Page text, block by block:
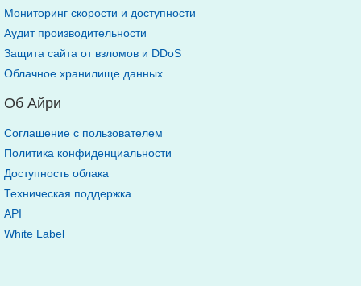
Мониторинг скорости и доступности
Аудит производительности
Защита сайта от взломов и DDoS
Облачное хранилище данных
Об Айри
Соглашение с пользователем
Политика конфиденциальности
Доступность облака
Техническая поддержка
API
White Label